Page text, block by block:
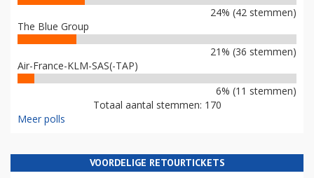
24% (42 stemmen)
The Blue Group
21% (36 stemmen)
Air-France-KLM-SAS(-TAP)
6% (11 stemmen)
Totaal aantal stemmen: 170
Meer polls
VOORDELIGE RETOURTICKETS